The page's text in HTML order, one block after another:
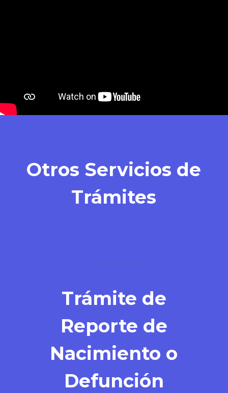
Otros Servicios de
Trámites
Trámite de
Reporte de
Nacimiento o
Defunción